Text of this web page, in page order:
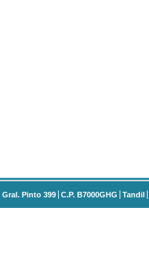
Gral. Pinto 399 C.P. B7000GHG Tandil